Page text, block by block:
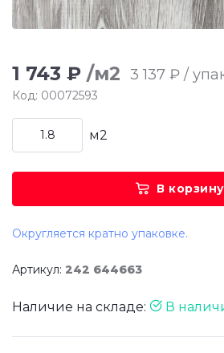
1 743 ₽ /м2 3 137 ₽ /
Код: 00072593
м2
В корзину
Округляется кратно упаковке.
Артикул: 242 644663
Наличие на складе: В